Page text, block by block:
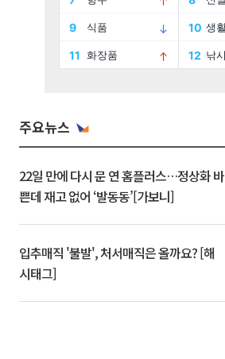
주요뉴스
22일 만에 다시 문 연 홈플러스…정상화 바
쁜데 재고 없어 ‘발동동’[가보니]
입추매직 '불발', 처서매직은 올까요? [해
시태그]